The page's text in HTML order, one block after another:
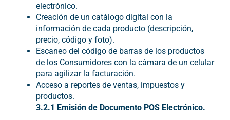
electrónico.
Creación de un catálogo digital con la
información de cada producto (descripción,
precio, código y foto).
Escaneo del código de barras de los productos
de los Consumidores con la cámara de un celular
para agilizar la facturación.
Acceso a reportes de ventas, impuestos y
productos.
3.2.1 Emisión de Documento POS Electrónico.